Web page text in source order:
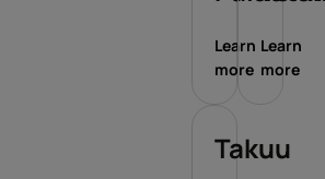
Learn
more
Learn
more
Takuu